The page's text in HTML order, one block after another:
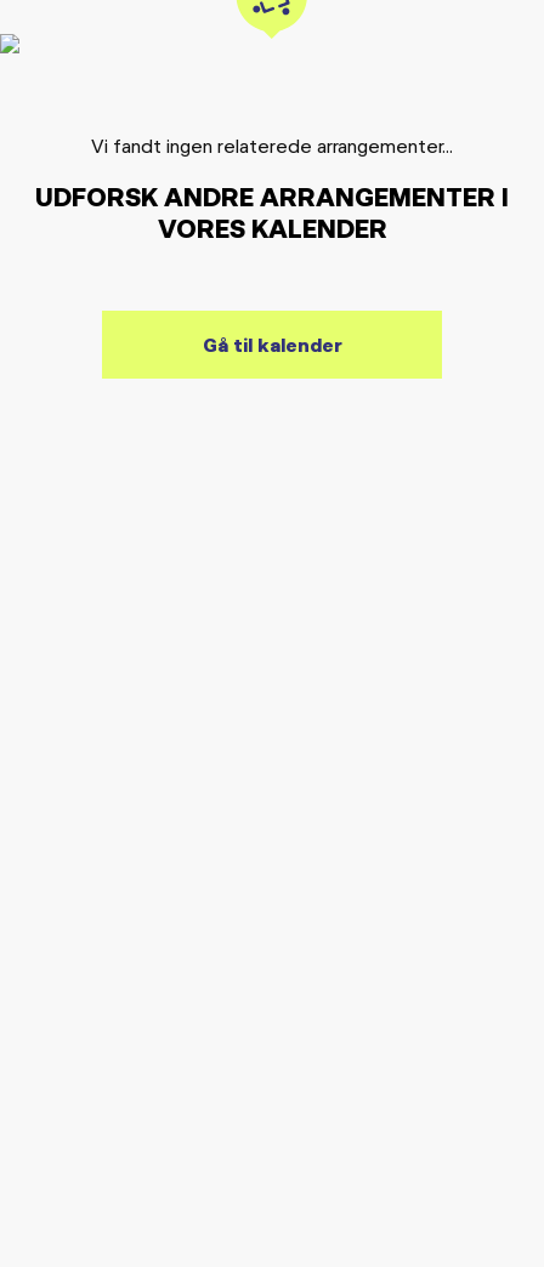
Vi fandt ingen relaterede arrangementer...
UDFORSK ANDRE ARRANGEMENTER I
VORES KALENDER
Gå til kalender